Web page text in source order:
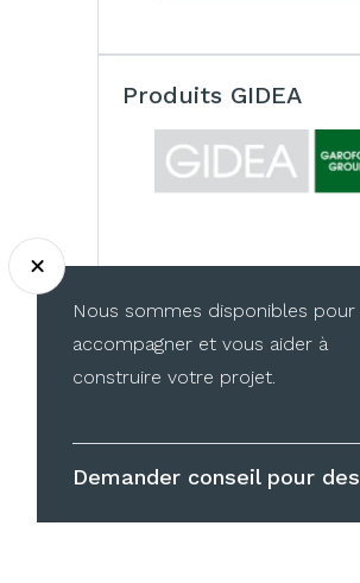
Produits GIDEA
Produits GLAS
Nous sommes disponibles pour
accompagner et vous aider à
construire votre projet.
Demander conseil pour